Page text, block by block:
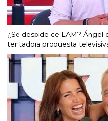
¿Se despide de LAM? Ángel
tentadora propuesta